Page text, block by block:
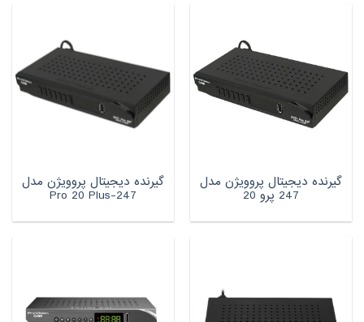
گیرنده دیجیتال پروویژن مدل
247 پرو 20
گیرنده دیجیتال پروویژن مدل
247-Pro 20 Plus